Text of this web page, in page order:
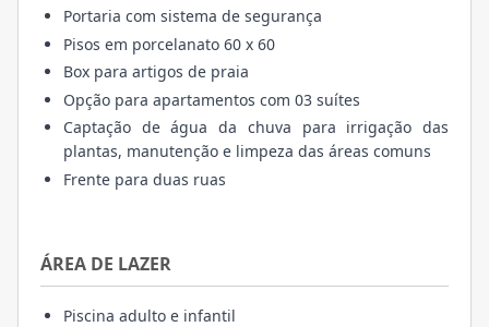
Portaria com sistema de segurança
Pisos em porcelanato 60 x 60
Box para artigos de praia
Opção para apartamentos com 03 suítes
Captação de água da chuva para irrigação das
plantas, manutenção e limpeza das áreas comuns
Frente para duas ruas
ÁREA DE LAZER
Piscina adulto e infantil